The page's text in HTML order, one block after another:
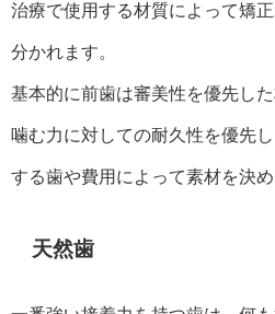
治療で使用する材質によって矯
分かれます。
基本的に前歯は審美性を優先し
噛む力に対しての耐久性を優先
する歯や費用によって素材を決め
天然歯